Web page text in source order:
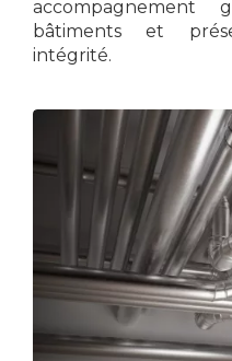
bâtiments et
intégrité.